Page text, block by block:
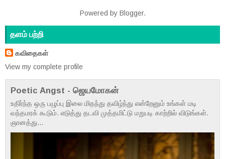
Powered by Blogger.
தளம் பற்றி
கவிதைகள்
View my complete profile
Poetic Angst - ஜெயமோகன்
உதிர்ந்த ஒரு பழுப்பு இலை மிதந்து தவிழ்ந்து என்றேனும் உங்கள் மடி
வந்தமரக் கூடும். எடுத்து தடவி முத்தமிட்டு மறுபடி காற்றில் விடுங்கள்.
ஞானத்து...